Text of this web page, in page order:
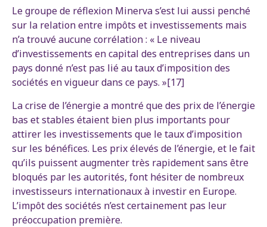
Le groupe de réflexion Minerva s’est lui aussi penché
sur la relation entre impôts et investissements mais
n’a trouvé aucune corrélation : « Le niveau
d’investissements en capital des entreprises dans un
pays donné n’est pas lié au taux d’imposition des
sociétés en vigueur dans ce pays. »[17]
La crise de l’énergie a montré que des prix de l’énergie
bas et stables étaient bien plus importants pour
attirer les investissements que le taux d’imposition
sur les bénéfices. Les prix élevés de l’énergie, et le fait
qu’ils puissent augmenter très rapidement sans être
bloqués par les autorités, font hésiter de nombreux
investisseurs internationaux à investir en Europe.
L’impôt des sociétés n’est certainement pas leur
préoccupation première.